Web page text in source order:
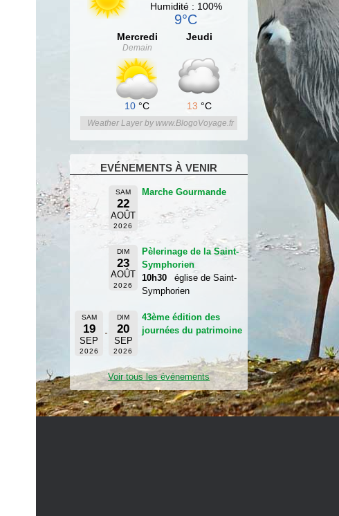
Humidité : 100%
9°C
Mercredi
Demain
10 °C
Jeudi
13 °C
Weather Layer by www.BlogoVoyage.fr
EVÉNEMENTS À VENIR
SAM
22
AOÛT
2026
Marche Gourmande
DIM
23
AOÛT
2026
Pèlerinage de la Saint-
Symphorien
10h30
église de Saint-
Symphorien
SAM
19
SEP
2026
DIM
20
SEP
2026
43ème édition des
journées du patrimoine
Voir tous les événements